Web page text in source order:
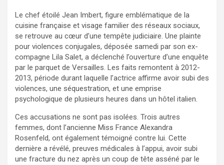
Le chef étoilé Jean Imbert, figure emblématique de la
cuisine française et visage familier des réseaux sociaux,
se retrouve au cœur d’une tempête judiciaire. Une plainte
pour violences conjugales, déposée samedi par son ex-
compagne Lila Salet, a déclenché l’ouverture d’une enquête
par le parquet de Versailles. Les faits remontent à 2012-
2013, période durant laquelle l’actrice affirme avoir subi des
violences, une séquestration, et une emprise
psychologique de plusieurs heures dans un hôtel italien.
Ces accusations ne sont pas isolées. Trois autres
femmes, dont l’ancienne Miss France Alexandra
Rosenfeld, ont également témoigné contre lui. Cette
dernière a révélé, preuves médicales à l’appui, avoir subi
une fracture du nez après un coup de tête asséné par le